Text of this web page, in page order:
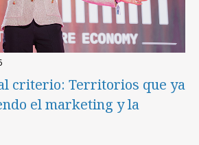
criterio: Territorios que ya
el marketing y la